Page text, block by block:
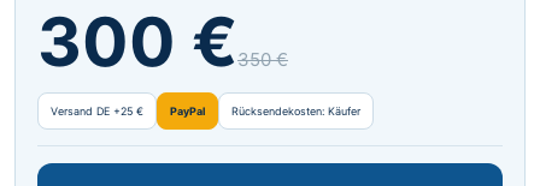
300 €350 €
Versand DE +25 € PayPal Rücksendekosten: Käufer